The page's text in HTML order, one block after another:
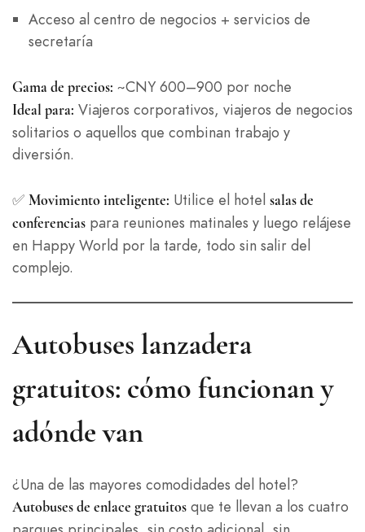
Acceso al centro de negocios + servicios de
secretaría
Gama de precios: ~CNY 600–900 por noche
Ideal para: Viajeros corporativos, viajeros de negocios
solitarios o aquellos que combinan trabajo y
diversión.
✅ Movimiento inteligente: Utilice el hotel salas de
conferencias para reuniones matinales y luego relájese
en Happy World por la tarde, todo sin salir del
complejo.
Autobuses lanzadera
gratuitos: cómo funcionan y
adónde van
¿Una de las mayores comodidades del hotel?
Autobuses de enlace gratuitos que te llevan a los cuatro